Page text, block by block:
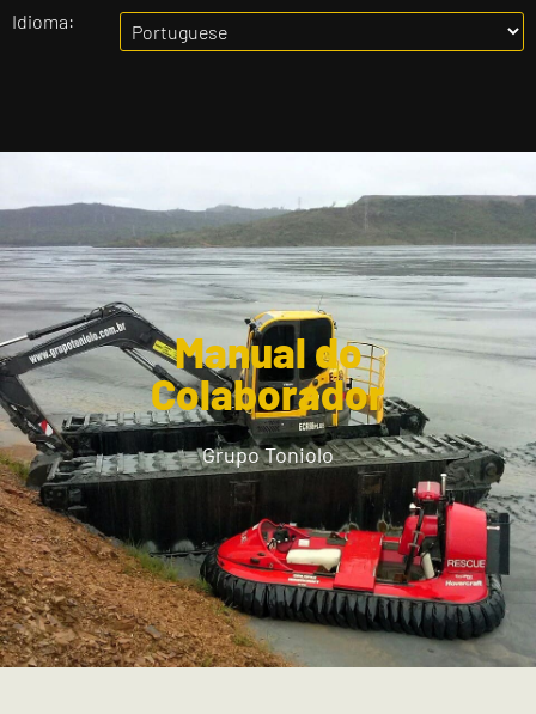
Idioma:
Manual do
Colaborador
Grupo Toniolo